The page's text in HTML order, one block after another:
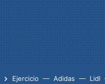
Ejercicio Adidas Lidl